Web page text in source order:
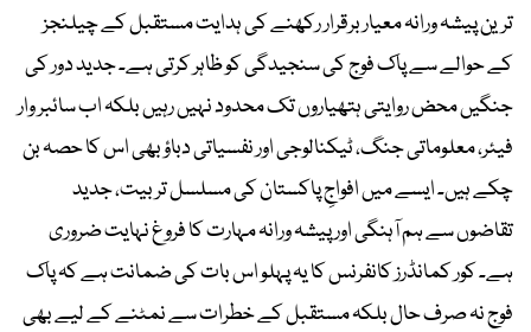
ترین پیشہ ورانہ معیار برقرار رکھنے کی ہدایت مستقبل کے چیلنجز
کے حوالے سے پاک فوج کی سنجیدگی کو ظاہر کرتی ہے۔ جدید دور کی
جنگیں محض روایتی ہتھیاروں تک محدود نہیں رہیں بلکہ اب سائبر وار
فیئر، معلوماتی جنگ، ٹیکنالوجی اور نفسیاتی دباؤ بھی اس کا حصہ بن
چکے ہیں۔ ایسے میں افواجِ پاکستان کی مسلسل تربیت، جدید
تقاضوں سے ہم آہنگی اور پیشہ ورانہ مہارت کا فروغ نہایت ضروری
ہے۔ کور کمانڈرز کانفرنس کا یہ پہلو اس بات کی ضمانت ہے کہ پاک
فوج نہ صرف حال بلکہ مستقبل کے خطرات سے نمٹنے کے لیے بھی